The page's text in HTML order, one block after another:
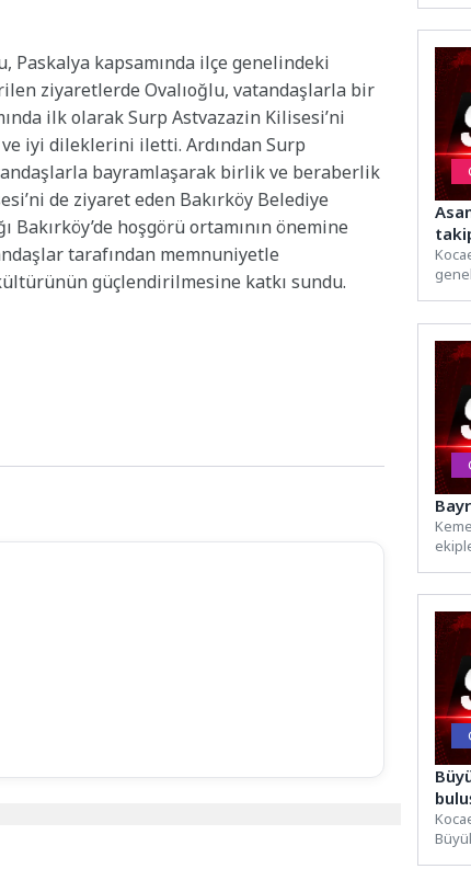
Paskalya kapsamında ilçe genelindeki
ziyaretlerde Ovalıoğlu, vatandaşlarla bir
ilk olarak Surp Astvazazin Kilisesi’ni
iyi dileklerini iletti. Ardından Surp
bayramlaşarak birlik ve beraberlik
de ziyaret eden Bakırköy Belediye
hoşgörü ortamının önemine
tarafından memnuniyetle
güçlendirilmesine katkı sundu.